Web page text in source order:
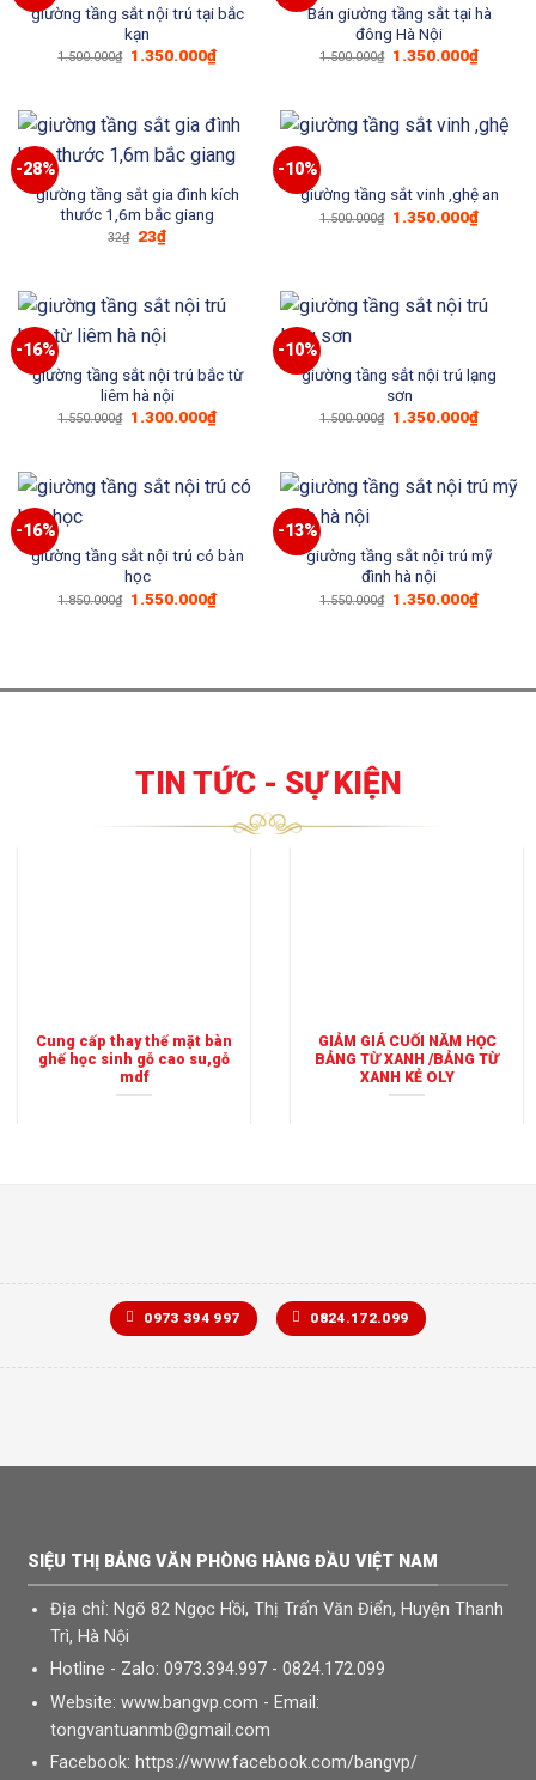
giường tầng sắt nội trú tại bắc
kạn
1.500.000₫ Giá
1.350.000₫Giá
hiện
1.350.000₫.
Bán giường tầng sắt tại hà
đông Hà Nội
1.500.000₫ Giá
1.350.000₫Giá
hiện
-28%
giường tầng sắt gia đình kích
thước 1,6m bắc giang
32₫ Giá
gốc
23₫Giá
hiện
23₫.
-10%
giường tầng sắt vinh ,ghệ an
1.500.000₫ Giá
1.350.000₫Giá
hiện
-16%
giường tầng sắt nội trú bắc từ
liêm hà nội
1.550.000₫ Giá
1.300.000₫Giá
hiện
1.300.000₫.
-10%
giường tầng sắt nội trú lạng
sơn
1.500.000₫ Giá
1.350.000₫Giá
hiện
-16%
giường tầng sắt nội trú có bàn
học
1.850.000₫ Giá
1.550.000₫Giá
hiện
-13%
giường tầng sắt nội trú mỹ
đình hà nội
1.550.000₫ Giá
1.350.000₫Giá
hiện
TIN TỨC - SỰ KIỆN
Cung cấp thay thế mặt bàn
ghế học sinh gỗ cao su,gỗ
mdf
GIẢM GIÁ CUỐI NĂM HỌC
BẢNG TỪ XANH /BẢNG TỪ
XANH KẺ OLY
0973 394 997 0824.172.099
SIỆU THỊ BẢNG VĂN PHÒNG HÀNG ĐẦU VIỆT NAM
Địa chỉ: Ngõ 82 Ngọc Hồi, Thị Trấn Văn Điển, Huyện Thanh
Trì, Hà Nội
Hotline - Zalo: 0973.394.997 - 0824.172.099
Website: www.bangvp.com - Email:
tongvantuanmb@gmail.com
Facebook: https://www.facebook.com/bangvp/